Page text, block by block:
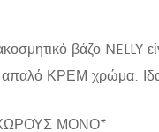
βάζο
ΚΡΕΜ χρώμα.
ΜΟΝΟ*